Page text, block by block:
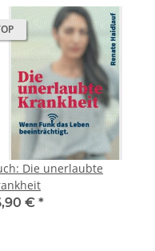
Die unerlaubte
€ *